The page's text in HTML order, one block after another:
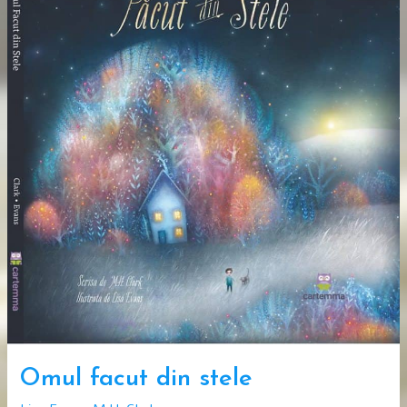
Omul facut din stele